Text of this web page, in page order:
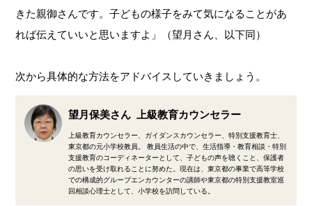
きた親御さんです。子どもの様子をみて気になることがあ
れば伝えていいと思いますよ」（望月さん、以下同）
次から具体的な方法をアドバイスしていきましょう。
望月保美さん 上級教育カウンセラー
上級教育カウンセラー、ガイダンスカウンセラー、特別支援教育士、
東京都の元小学校教員。 教員生活の中で、生活指導・教育相談・特別
支援教育のコーディネーターとして、子どもの声を聴くこと、保護者
の思いを受け取れることに努めた。現在は、東京都の事業で高等学校
での構成的グループエンカウンターの講師や東京都の特別支援教室巡
回相談心理士として、小学校を訪問している。